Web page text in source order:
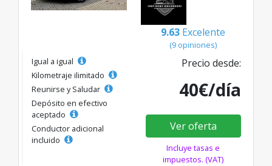
9.63 Excelente
(9 opiniones)
Igual a igual
Kilometraje ilimitado
Reunirse y Saludar
Depósito en efectivo
aceptado
Conductor adicional
incluido
Precio desde:
40€/día
Ver oferta
Incluye tasas e
impuestos. (VAT)